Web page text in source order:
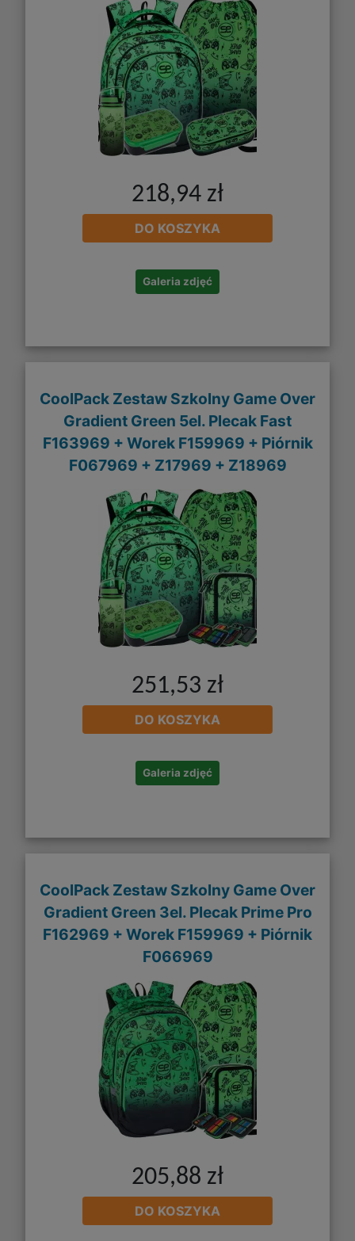
218,94 zł
DO KOSZYKA
Galeria zdjęć
CoolPack Zestaw Szkolny Game Over
Gradient Green 5el. Plecak Fast
F163969 + Worek F159969 + Piórnik
F067969 + Z17969 + Z18969
251,53 zł
DO KOSZYKA
Galeria zdjęć
CoolPack Zestaw Szkolny Game Over
Gradient Green 3el. Plecak Prime Pro
F162969 + Worek F159969 + Piórnik
F066969
205,88 zł
DO KOSZYKA